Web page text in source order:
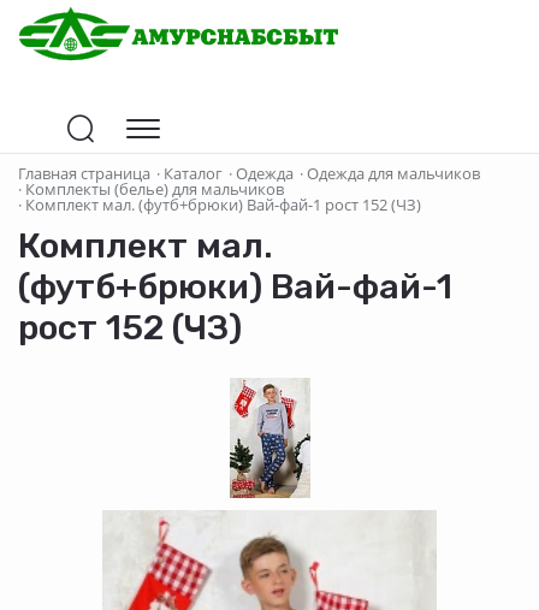
Главная страница · Каталог ·Одежда ·Одежда для мальчиков
· Комплекты (белье) для мальчиков
· Комплект мал. (футб+брюки) Вай-фай-1 рост 152 (ЧЗ)
Комплект мал.
(футб+брюки) Вай-фай-1
рост 152 (ЧЗ)